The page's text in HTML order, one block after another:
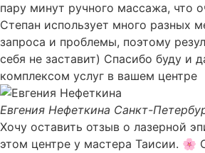
пару минут ручного массажа, что
Степан использует много разных
запроса и проблемы, поэтому
себя не заставит) Спасибо буду и
комплексом услуг в вашем центре
Евгения Нефеткина Санкт-
Хочу оставить отзыв о лазерной
этом центре у мастера Таисии. 🌸